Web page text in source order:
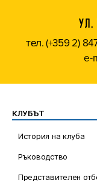
УЛ.
тел. (+359 2)
e-
КЛУБЪТ
История на клуба
Ръководство
Представителен